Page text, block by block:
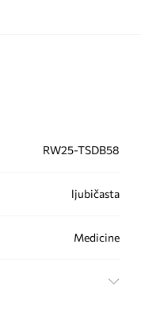
RW25-TSDB58
ljubičasta
Medicine